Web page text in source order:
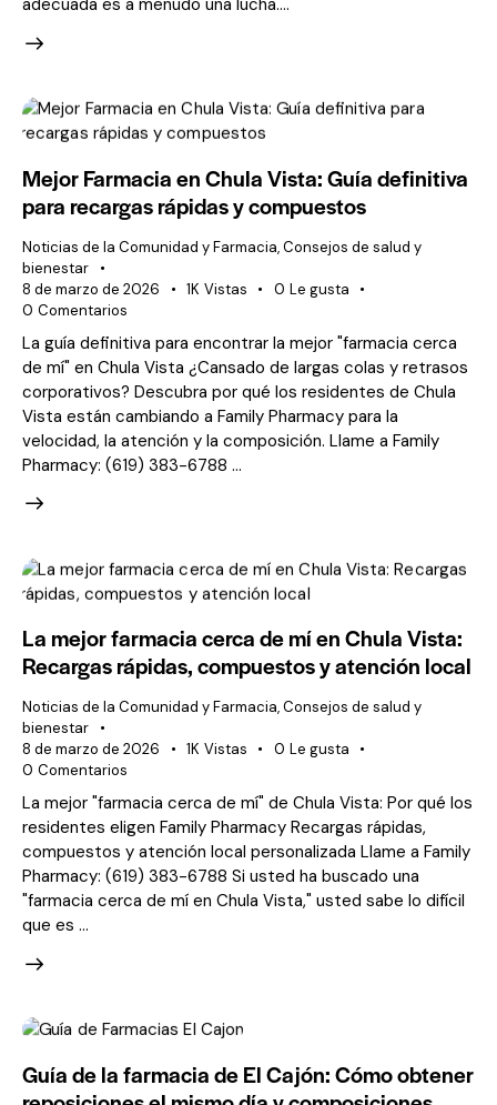
Mejor Farmacia en Chula Vista: Guía definitiva
para recargas rápidas y compuestos
Noticias de la Comunidad y Farmacia,Consejos de salud y
bienestar
8 de marzo de 2026
1K Vistas 0 Le gusta
0 Comentarios
La guía definitiva para encontrar la mejor "farmacia cerca
de mí" en Chula Vista ¿Cansado de largas colas y retrasos
corporativos? Descubra por qué los residentes de Chula
Vista están cambiando a Family Pharmacy para la
velocidad, la atención y la composición. Llame a Family
Pharmacy: (619) 383-6788 ...
La mejor farmacia cerca de mí en Chula Vista:
Recargas rápidas, compuestos y atención local
Noticias de la Comunidad y Farmacia,Consejos de salud y
bienestar
8 de marzo de 2026
1K Vistas 0 Le gusta
0 Comentarios
La mejor "farmacia cerca de mí" de Chula Vista: Por qué los
residentes eligen Family Pharmacy Recargas rápidas,
compuestos y atención local personalizada Llame a Family
Pharmacy: (619) 383-6788 Si usted ha buscado una
"farmacia cerca de mí en Chula Vista," usted sabe lo difícil
que es ...
Guía de la farmacia de El Cajón: Cómo obtener